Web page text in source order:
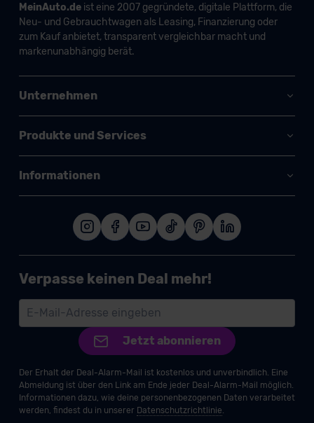
MeinAuto.deist eine 2007 gegründete, digitale Plattform, die
Neu- und Gebrauchtwagen als Leasing, Finanzierung oder
zum Kauf anbietet, transparent vergleichbar macht und
markenunabhängig berät.
Unternehmen
Produkte und Services
Informationen
Verpasse keinen Deal mehr!
Jetzt abonnieren
Der Erhalt der Deal-Alarm-Mail ist kostenlos und unverbindlich. Eine
Abmeldung ist über den Link am Ende jeder Deal-Alarm-Mail möglich.
Informationen dazu, wie deine personenbezogenen Daten verarbeitet
werden, findest du in unserer Datenschutzrichtlinie.